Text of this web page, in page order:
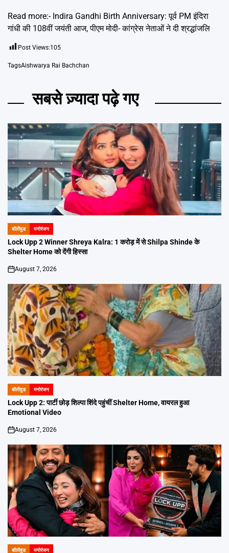
Read more:- Indira Gandhi Birth Anniversary: पूर्व PM इंदिरा
गांधी की 108वीं जयंती आज, पीएम मोदी- कांग्रेस नेताओं ने दी श्रद्धांजलि
Post Views:105
TagsAishwarya Rai Bachchan
सबसे ज़्यादा पढ़े गए
POSTED
IN
बॉलीवुड मनोरंजन
Lock Upp 2 Winner Shreya Kalra: 1 करोड़ में से Shilpa Shinde के
Shelter Home को देंगी हिस्सा
on
August 7, 2026
POSTED
IN
बॉलीवुड मनोरंजन
Lock Upp 2: पार्टी छोड़ शिल्पा शिंदे पहुंचीं Shelter Home, वायरल हुआ
Emotional Video
on
August 7, 2026
बॉलीवुड मनोरंजन